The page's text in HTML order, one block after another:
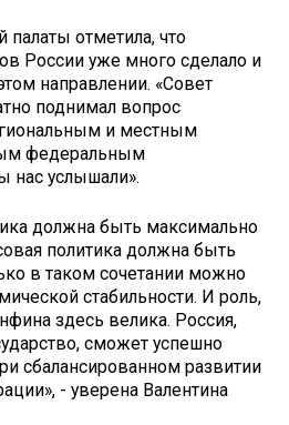
палаты отметила, что
России уже много сделало и
направлении. «Совет
поднимал вопрос
и местным
федеральным
нас услышали».
должна быть максимально
политика должна быть
в таком сочетании можно
стабильности. И роль,
здесь велика. Россия,
сможет успешно
сбалансированном развитии
- уверена Валентина